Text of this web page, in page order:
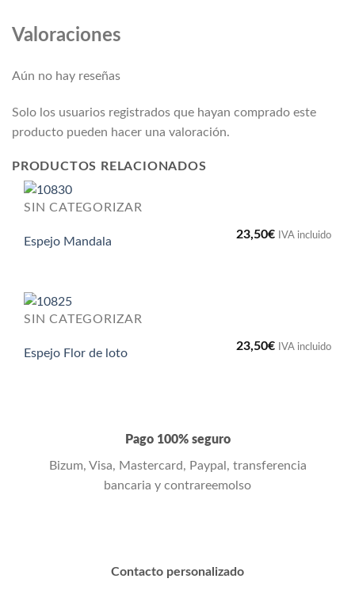
Valoraciones
Aún no hay reseñas
Solo los usuarios registrados que hayan comprado este
producto pueden hacer una valoración.
PRODUCTOS RELACIONADOS
SIN CATEGORIZAR
Espejo Mandala
23,50€ IVA incluido
SIN CATEGORIZAR
Espejo Flor de loto
23,50€ IVA incluido
Pago 100% seguro
Bizum, Visa, Mastercard, Paypal, transferencia
bancaria y contrareemolso
Contacto personalizado